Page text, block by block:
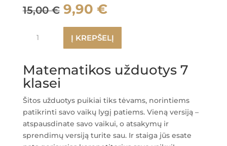
15,00€ Original
price
was:
15,00 €.
9,90 €Current
is:
9,90 €.
kiekis:
užduotys
7
klasei
PDF
Į KREPŠELĮ
Matematikos užduotys 7
klasei
Šitos užduotys puikiai tiks tėvams, norintiems
patikrinti savo vaikų lygį patiems. Vieną versiją –
atspausdinate savo vaikui, o atsakymų ir
sprendimų versiją turite sau. Ir staiga jūs esate